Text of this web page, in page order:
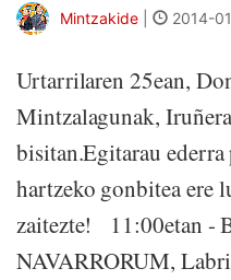
Mintzakide 2014-
Urtarrilaren 25ean,
Mintzalagunak,
bisitan.Egitarau ederra
hartzeko gonbitea ere
zaitezte! 11:00etan -
NAVARRORUM,